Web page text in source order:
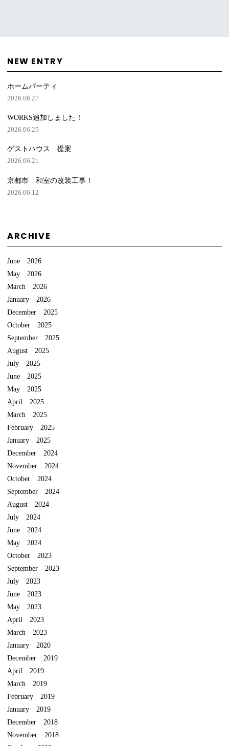
NEW ENTRY
ホームパーティ
2026.06.27
WORKS追加しました！
2026.06.25
ゲストハウス 提案
2026.06.21
京都市 和室の改装工事！
2026.06.12
ARCHIVE
June 2026
May 2026
March 2026
January 2026
December 2025
October 2025
September 2025
August 2025
July 2025
June 2025
May 2025
April 2025
March 2025
February 2025
January 2025
December 2024
November 2024
October 2024
September 2024
August 2024
July 2024
June 2024
May 2024
October 2023
September 2023
July 2023
June 2023
May 2023
April 2023
March 2023
January 2020
December 2019
April 2019
March 2019
February 2019
January 2019
December 2018
November 2018